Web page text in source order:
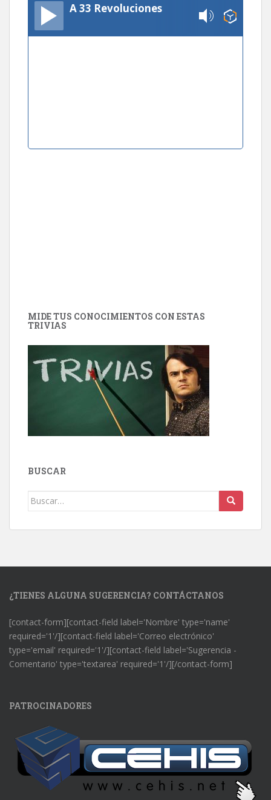
A 33 Revoluciones
MIDE TUS CONOCIMIENTOS CON ESTAS
TRIVIAS
BUSCAR
Buscar:
¿TIENES ALGUNA SUGERENCIA? CONTÁCTANOS
[contact-form][contact-field label='Nombre' type='name'
required='1'/][contact-field label='Correo electrónico'
type='email' required='1'/][contact-field label='Sugerencia -
Comentario' type='textarea' required='1'/][/contact-form]
PATROCINADORES